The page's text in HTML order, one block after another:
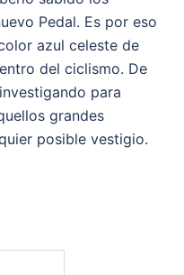
Pedal. Es por eso
azul celeste de
del ciclismo. De
para
grandes
posible vestigio.